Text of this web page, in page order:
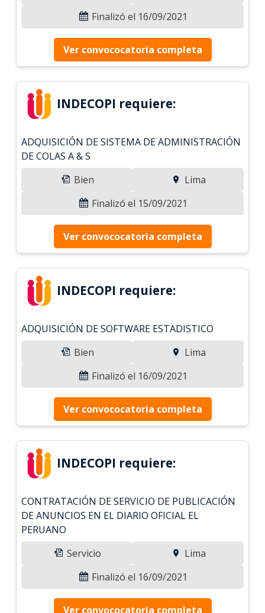
Finalizó el 16/09/2021
Ver convococatoria completa
INDECOPI requiere:
ADQUISICIÓN DE SISTEMA DE ADMINISTRACIÓN
DE COLAS A & S
Bien
Lima
Finalizó el 15/09/2021
Ver convococatoria completa
INDECOPI requiere:
ADQUISICIÓN DE SOFTWARE ESTADISTICO
Bien
Lima
Finalizó el 16/09/2021
Ver convococatoria completa
INDECOPI requiere:
CONTRATACIÓN DE SERVICIO DE PUBLICACIÓN
DE ANUNCIOS EN EL DIARIO OFICIAL EL
PERUANO
Servicio
Lima
Finalizó el 16/09/2021
Ver convococatoria completa